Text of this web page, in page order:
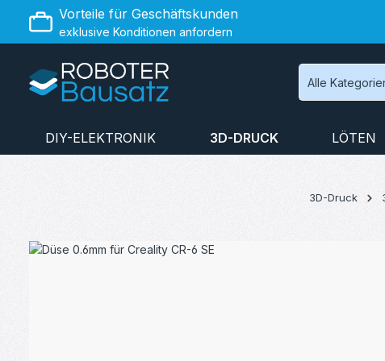
Hauptinhalt springen
Zur Suche springen
Zur Hauptnavigation springen
Vorteile für Geschäftskunden
exklusive Konditionen anfordern
Alle
DIY-ELEKTRONIK 3D-DRUCK LÖTEN
3D-Druck
Bildergalerie überspringen